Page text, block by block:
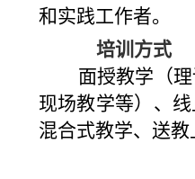
和实践工作者。
培训方式
面授教学（
现场教学等）、
混合式教学、送教